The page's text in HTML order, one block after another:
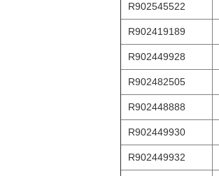
R902545522
R902419189
R902449928
R902482505
R902448888
R902449930
R902449932